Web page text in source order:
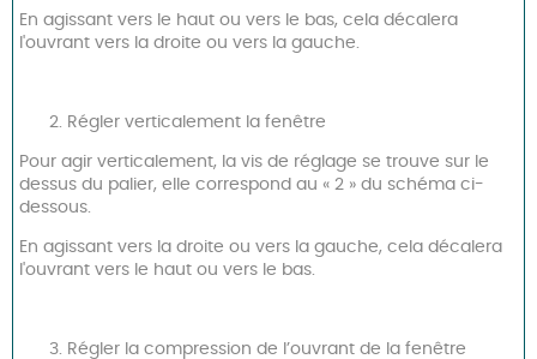
En agissant vers le haut ou vers le bas, cela décalera
l'ouvrant vers la droite ou vers la gauche.
Régler verticalement la fenêtre
Pour agir verticalement, la vis de réglage se trouve sur le
dessus du palier, elle correspond au « 2 » du schéma ci-
dessous.
En agissant vers la droite ou vers la gauche, cela décalera
l'ouvrant vers le haut ou vers le bas.
Régler la compression de l’ouvrant de la fenêtre